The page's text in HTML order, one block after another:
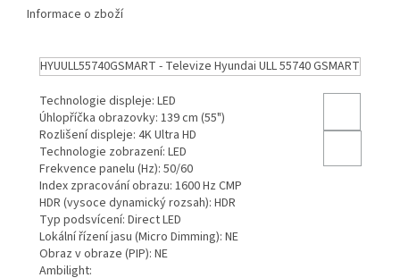
Informace o zboží
HYUULL55740GSMART - Televize Hyundai ULL 55740 GSMART
Technologie displeje: LED
Úhlopříčka obrazovky: 139 cm (55")
Rozlišení displeje: 4K Ultra HD
Technologie zobrazení: LED
Frekvence panelu (Hz): 50/60
Index zpracování obrazu: 1600 Hz CMP
HDR (vysoce dynamický rozsah): HDR
Typ podsvícení: Direct LED
Lokální řízení jasu (Micro Dimming): NE
Obraz v obraze (PIP): NE
Ambilight: